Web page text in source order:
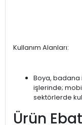
Kullanım Alanları:
Boya,
işlerinde;
sektörlerde
Ürün